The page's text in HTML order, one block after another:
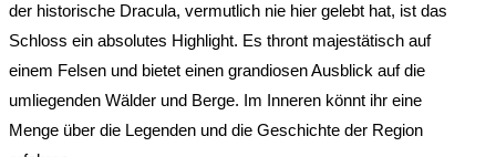
der historische Dracula, vermutlich nie hier gelebt hat, ist das
Schloss ein absolutes Highlight. Es thront majestätisch auf
einem Felsen und bietet einen grandiosen Ausblick auf die
umliegenden Wälder und Berge. Im Inneren könnt ihr eine
Menge über die Legenden und die Geschichte der Region